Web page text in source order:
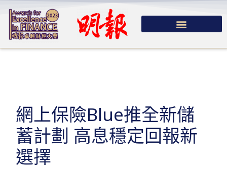
跳
主
網上保險Blue推全新儲
蓄計劃 高息穩定回報新
選擇